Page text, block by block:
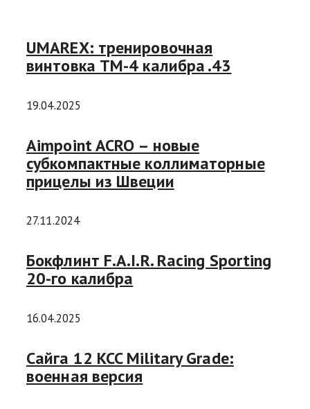
UMAREX: тренировочная
винтовка TM-4 калибра .43
19.04.2025
Aimpoint ACRO – новые
субкомпактные коллиматорные
прицелы из Швеции
27.11.2024
Бокфлинт F.A.I.R. Racing Sporting
20-го калибра
16.04.2025
Сайга 12 KCC Military Grade:
военная версия